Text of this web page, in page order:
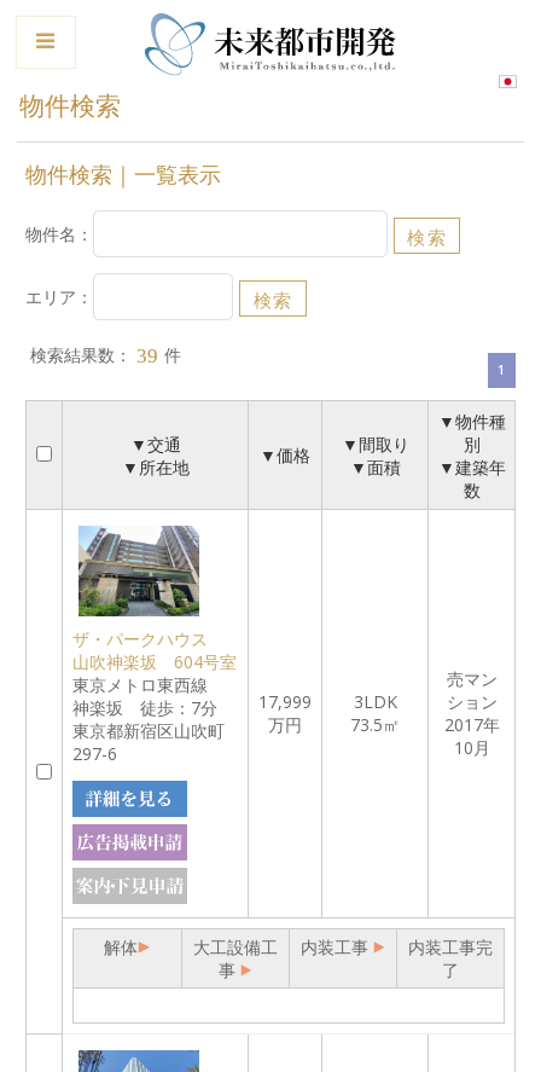
物件検索
物件検索｜一覧表示
物件名：
エリア：
検索結果数： 39 件
1
▼交通
▼所在地
▼価格
▼間取り
▼面積
▼物件種
別
▼建築年
数
ザ・パークハウス
山吹神楽坂 604号室
東京メトロ東西線
神楽坂 徒歩：7分
東京都新宿区山吹町
297-6
17,999
万円
3LDK
73.5㎡
売マン
ション
2017年
10月
解体
大工設備工
事
内装工事
内装工事完
了